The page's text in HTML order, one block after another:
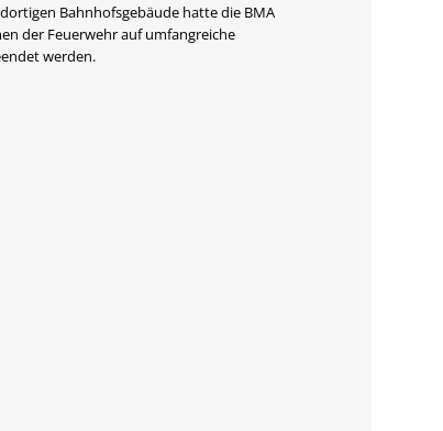
Bahnhofsgebäude hatte die BMA
der Feuerwehr auf umfangreiche
werden.